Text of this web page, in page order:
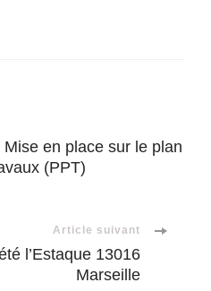
en place sur le plan
(PPT)
Article suivant
l’Estaque 13016
Marseille